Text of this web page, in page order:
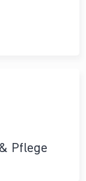
Pflege